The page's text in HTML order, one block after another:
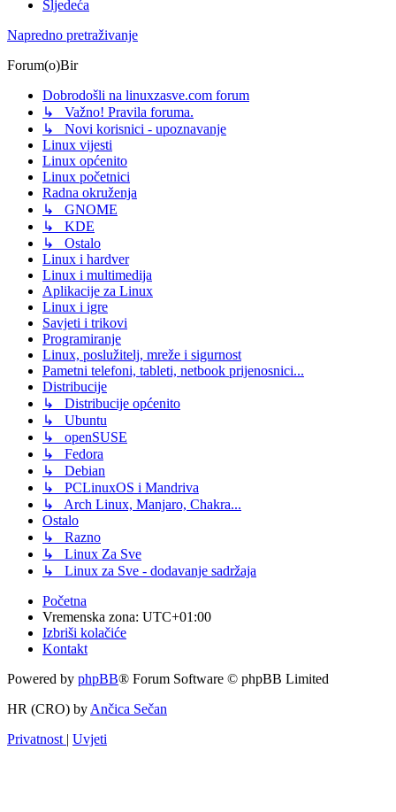
Sljedeća
Napredno pretraživanje
Forum(o)Bir
Dobrodošli na linuxzasve.com forum
↳ Važno! Pravila foruma.
↳ Novi korisnici - upoznavanje
Linux vijesti
Linux općenito
Linux početnici
Radna okruženja
↳ GNOME
↳ KDE
↳ Ostalo
Linux i hardver
Linux i multimedija
Aplikacije za Linux
Linux i igre
Savjeti i trikovi
Programiranje
Linux, poslužitelj, mreže i sigurnost
Pametni telefoni, tableti, netbook prijenosnici...
Distribucije
↳ Distribucije općenito
↳ Ubuntu
↳ openSUSE
↳ Fedora
↳ Debian
↳ PCLinuxOS i Mandriva
↳ Arch Linux, Manjaro, Chakra...
Ostalo
↳ Razno
↳ Linux Za Sve
↳ Linux za Sve - dodavanje sadržaja
Početna
Vremenska zona: UTC+01:00
Izbriši kolačiće
Kontakt
Powered by phpBB® Forum Software © phpBB Limited
HR (CRO) byAnčica Sečan
Privatnost
Uvjeti